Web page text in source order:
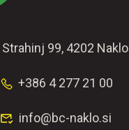
Strahinj 99, 4202 Naklo
+386 4 277 21 00
info@bc-naklo.si